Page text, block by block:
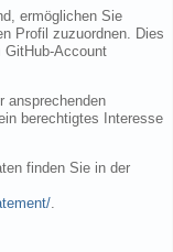
ermöglichen Sie
Profil zuzuordnen. Dies
GitHub-Account
ansprechenden
berechtigtes Interesse
finden Sie in der